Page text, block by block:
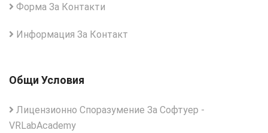
Форма За Контакти
Информация За Контакт
Общи Условия
Лицензионно Споразумение За Софтуер -
VRLabAcademy